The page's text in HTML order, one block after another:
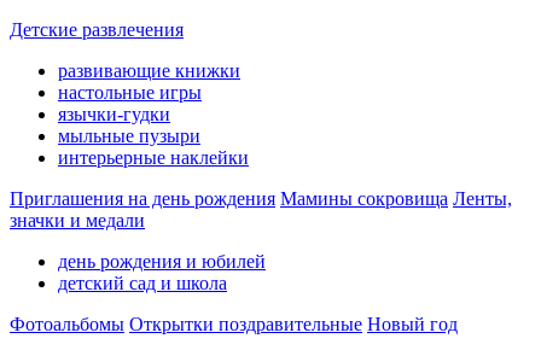
Детские развлечения
развивающие книжки
настольные игры
язычки-гудки
мыльные пузыри
интерьерные наклейки
Приглашения на день рождения Мамины сокровища Ленты,
значки и медали
день рождения и юбилей
детский сад и школа
Фотоальбомы Открытки поздравительные Новый год